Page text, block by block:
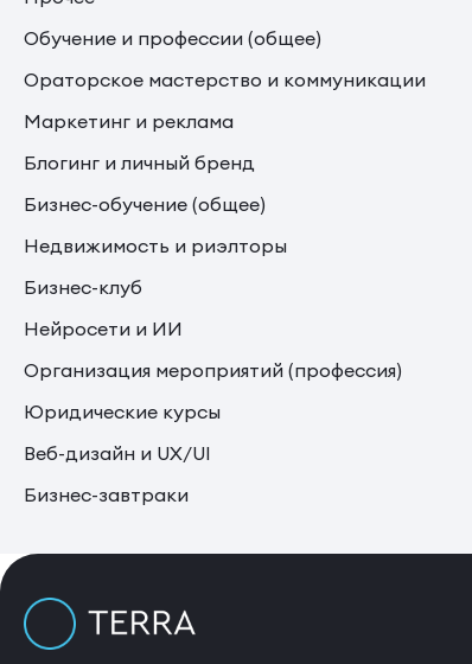
Обучение и профессии (общее)
Ораторское мастерство и коммуникации
Маркетинг и реклама
Блогинг и личный бренд
Бизнес-обучение (общее)
Недвижимость и риэлторы
Бизнес-клуб
Нейросети и ИИ
Организация мероприятий (профессия)
Юридические курсы
Веб-дизайн и UX/UI
Бизнес-завтраки